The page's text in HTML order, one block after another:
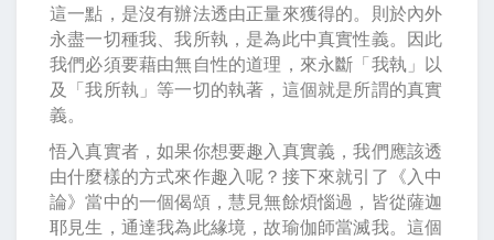
這一點，是沒有辦法透由正量來獲得的。則於內外
永盡一切種我、我所執，是為此中真實性義。因此
我們必須要藉由無自性的道理，來永斷「我執」以
及「我所執」等一切的執著，這個就是所謂的真實
義。
悟入真實者，如果你想要趣入真實義，我們應該透
由什麼樣的方式來作趣入呢？接下來就引了《入中
論》當中的一個偈頌，慧見無餘煩惱過，皆從薩迦
耶見生，通達我為此緣境，故瑜伽師當滅我。這個